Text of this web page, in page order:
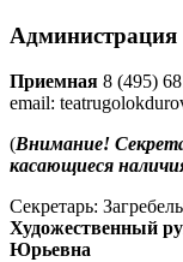
Администрация
Приемная 8 (495)
email:
(Внимание!
касающиеся
Секретарь:
Художественный
Юрьевна